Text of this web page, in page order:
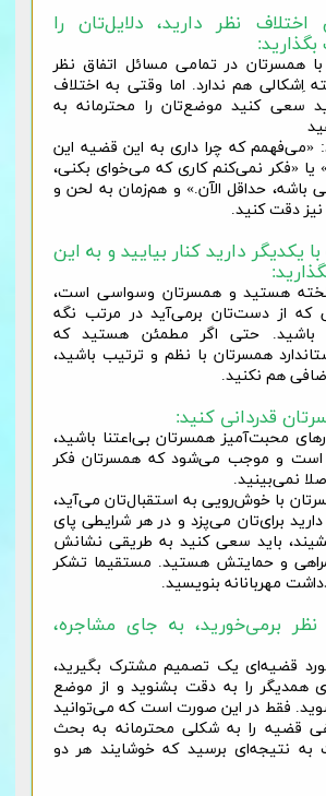
نظر دارید، دلایل‌تان را
همسرتان در تمامی مسائل اتفاق نظر
اِشکالی هم ندارد. اما وقتی به اختلاف
سعی کنید موضع‌تان را محترمانه به
«می‌فهمم که چرا داری به این قضیه این
«فکر نمی‌کنم کاری که می‌خوای بکنی،
باشه، حداقل الآن.» و هم‌زمان به لحن و
دقت کنید.
یکدیگر دارید کنار بیایید و به این
هستید و همسرتان وسواسی است،
که از دست‌تان برمی‌آید در مرتب نگه
باشید. حتی اگر مطمئن هستید که
همسرتان با نظم و ترتیب باشید،
هم نکنید.
قدردانی کنید:
محبت‌آمیز همسرتان بی‌اعتنا باشید،
است و موجب می‌شود که همسرتان فکر
نمی‌بینید.
با خوش‌رویی به استقبال‌تان می‌آید،
برای‌تان می‌پزد و در هر شرایطی پای
باید سعی کنید به طریقی نشانش
و حمایتش هستید. مستقیما تشکر
مهربانانه بنویسید.
برمی‌خورید، به جای مشاجره،
قضیه‌ای یک تصمیم مشترک بگیرید،
همدیگر را به دقت بشنوید و از موضع
شوید. فقط در این صورت است که می‌توانید
قضیه را به شکلی محترمانه به بحث
به نتیجه‌ای برسید که خوشایند هر دو